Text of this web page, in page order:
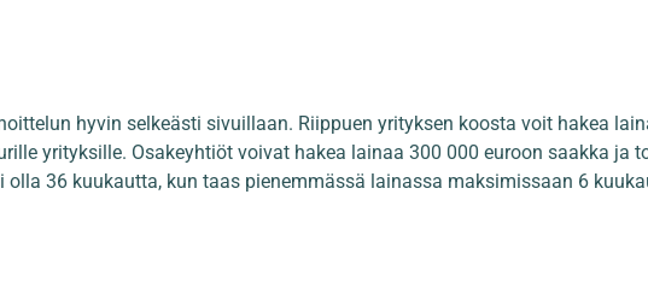
hyvin selkeästi sivuillaan. Riippuen yrityksen koosta voit hakea
yrityksille. Osakeyhtiöt voivat hakea lainaa 300 000 euroon saakka ja
36 kuukautta, kun taas pienemmässä lainassa maksimissaan 6